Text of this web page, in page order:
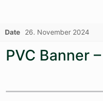
Date 26. November 2024
PVC Banner